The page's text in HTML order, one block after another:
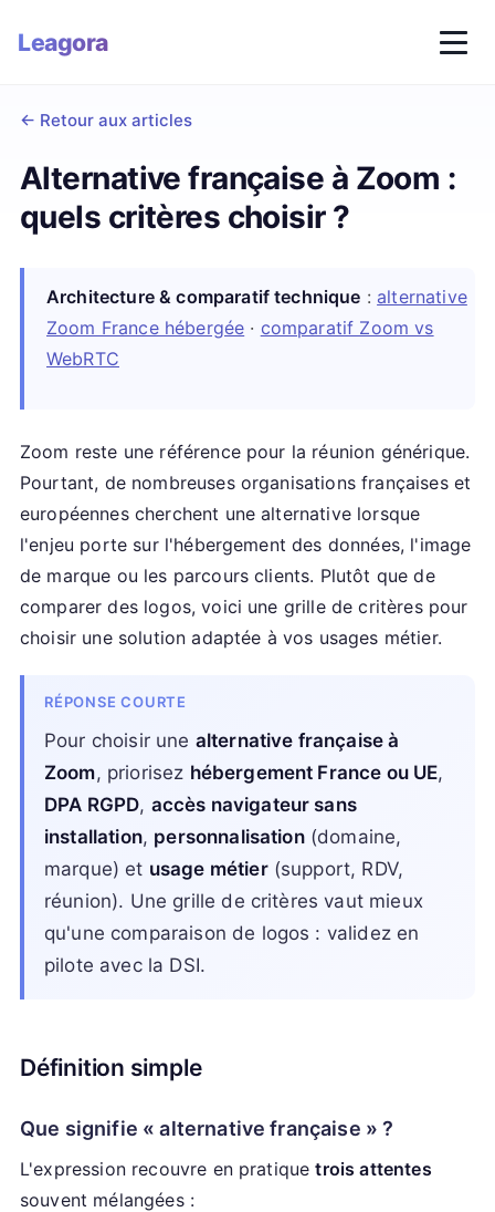
Leagora
← Retour aux articles
Alternative française à Zoom :
quels critères choisir ?
Architecture & comparatif technique : alternative
Zoom France hébergée · comparatif Zoom vs
WebRTC
Zoom reste une référence pour la réunion générique.
Pourtant, de nombreuses organisations françaises et
européennes cherchent une alternative lorsque
l'enjeu porte sur l'hébergement des données, l'image
de marque ou les parcours clients. Plutôt que de
comparer des logos, voici une grille de critères pour
choisir une solution adaptée à vos usages métier.
RÉPONSE COURTE
Pour choisir une alternative française à
Zoom, priorisez hébergement France ou UE,
DPA RGPD, accès navigateur sans
installation, personnalisation(domaine,
marque) et usage métier(support, RDV,
réunion). Une grille de critères vaut mieux
qu'une comparaison de logos : validez en
pilote avec la DSI.
Définition simple
Que signifie « alternative française » ?
L'expression recouvre en pratiquetrois attentes
souvent mélangées :